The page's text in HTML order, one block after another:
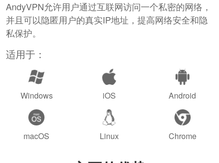
AndyVPN允许用户通过互联网访问一个私密的网络，
并且可以隐匿用户的真实IP地址，提高网络安全和隐
私保护。
适用于：
Windows iOS Android
macOS Linux Chrome